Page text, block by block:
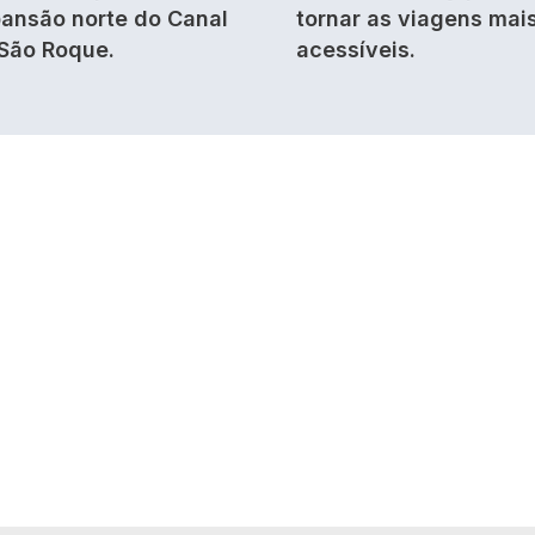
norte do Canal
Roque.
tornar as viagens
acessíveis.